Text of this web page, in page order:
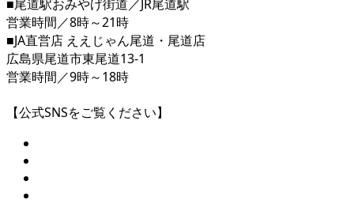
■尾道駅おみやげ街道／JR尾道駅
営業時間／8時～21時
■JA直営店 ええじゃん尾道・尾道店
広島県尾道市東尾道13-1
営業時間／9時～18時
【公式SNSをご覧ください】